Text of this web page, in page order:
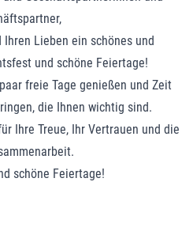
Lieben ein schönes und
und schöne Feiertage!
freie Tage genießen und Zeit
die Ihnen wichtig sind.
Ihre Treue, Ihr Vertrauen und die
schöne Feiertage!